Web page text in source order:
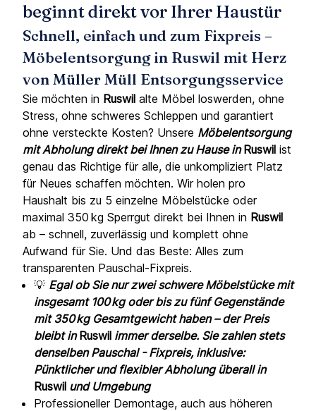
beginnt direkt vor Ihrer Haustür
Schnell, einfach und zum Fixpreis –
Möbelentsorgung in Ruswil mit Herz
von Müller Müll Entsorgungsservice
Sie möchten in Ruswil alte Möbel loswerden, ohne
Stress, ohne schweres Schleppen und garantiert
ohne versteckte Kosten? Unsere Möbelentsorgung
mit Abholung direkt bei Ihnen zu Hause inRuswil ist
genau das Richtige für alle, die unkompliziert Platz
für Neues schaffen möchten. Wir holen pro
Haushalt bis zu 5 einzelne Möbelstücke oder
maximal 350 kg Sperrgut direkt bei Ihnen in Ruswil
ab – schnell, zuverlässig und komplett ohne
Aufwand für Sie. Und das Beste: Alles zum
transparenten Pauschal-Fixpreis.
💡 Egal ob Sie nur zwei schwere Möbelstücke mit
insgesamt 100 kg oder bis zu fünf Gegenstände
mit 350 kg Gesamtgewicht haben – der Preis
bleibt inRuswil immer derselbe. Sie zahlen stets
denselben Pauschal - Fixpreis, inklusive:
Pünktlicher und flexibler Abholung überall in
Ruswil und Umgebung
Professioneller Demontage, auch aus höheren